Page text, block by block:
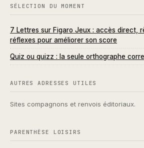
SÉLECTION DU MOMENT
7 Lettres sur Figaro Jeux : accès direct,
réflexes pour améliorer son score
Quiz ou quizz : la seule orthographe
AUTRES ADRESSES UTILES
Sites compagnons et renvois éditoriaux.
PARENTHÈSE LOISIRS